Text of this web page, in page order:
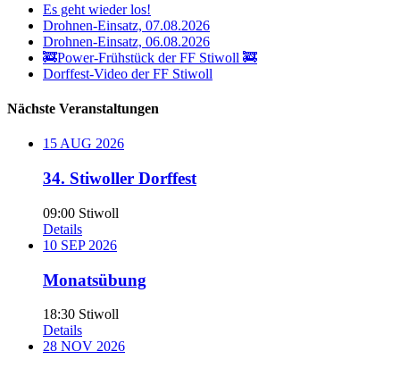
Es geht wieder los!
Drohnen-Einsatz, 07.08.2026
Drohnen-Einsatz, 06.08.2026
🚒Power-Frühstück der FF Stiwoll 🚒
Dorffest-Video der FF Stiwoll
Nächste Veranstaltungen
15AUG 2026
34. Stiwoller Dorffest
09:00 Stiwoll
Details
10 SEP 2026
Monatsübung
18:30 Stiwoll
Details
28 NOV 2026